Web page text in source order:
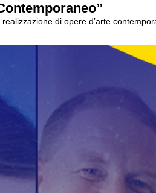
di opere d’arte